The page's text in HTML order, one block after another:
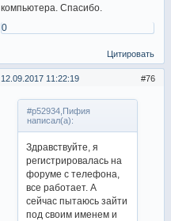
компьютера. Спасибо.
0
Цитировать
76
12.09.2017 11:22:19
#p52934,Пифия
написал(а):
Здравствуйте, я
регистрировалась на
форуме с телефона,
все работает. А
сейчас пытаюсь зайти
под своим именем и